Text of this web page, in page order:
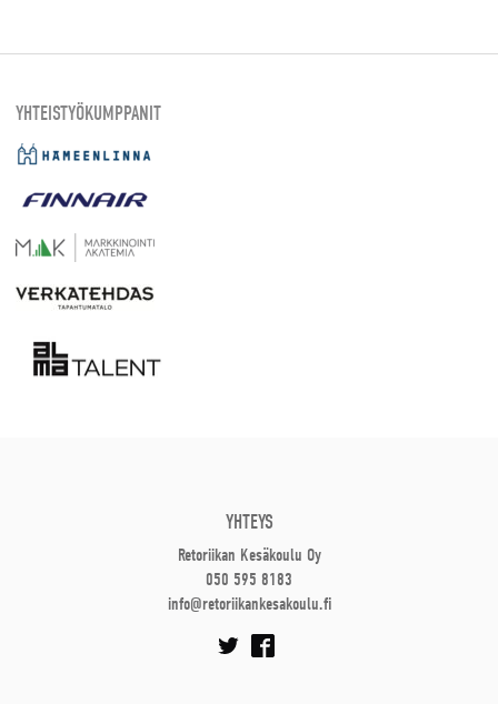
YHTEISTYÖKUMPPANIT
YHTEYS
Retoriikan Kesäkoulu Oy
050 595 8183
info@retoriikankesakoulu.fi